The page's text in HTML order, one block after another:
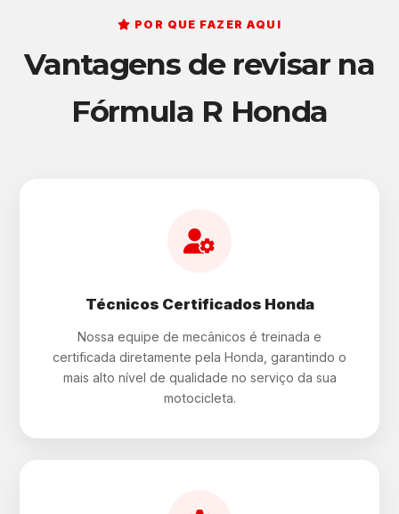
POR QUE FAZER AQUI
Vantagens de revisar na
Fórmula R Honda
Técnicos Certificados Honda
Nossa equipe de mecânicos é treinada e
certificada diretamente pela Honda, garantindo o
mais alto nível de qualidade no serviço da sua
motocicleta.